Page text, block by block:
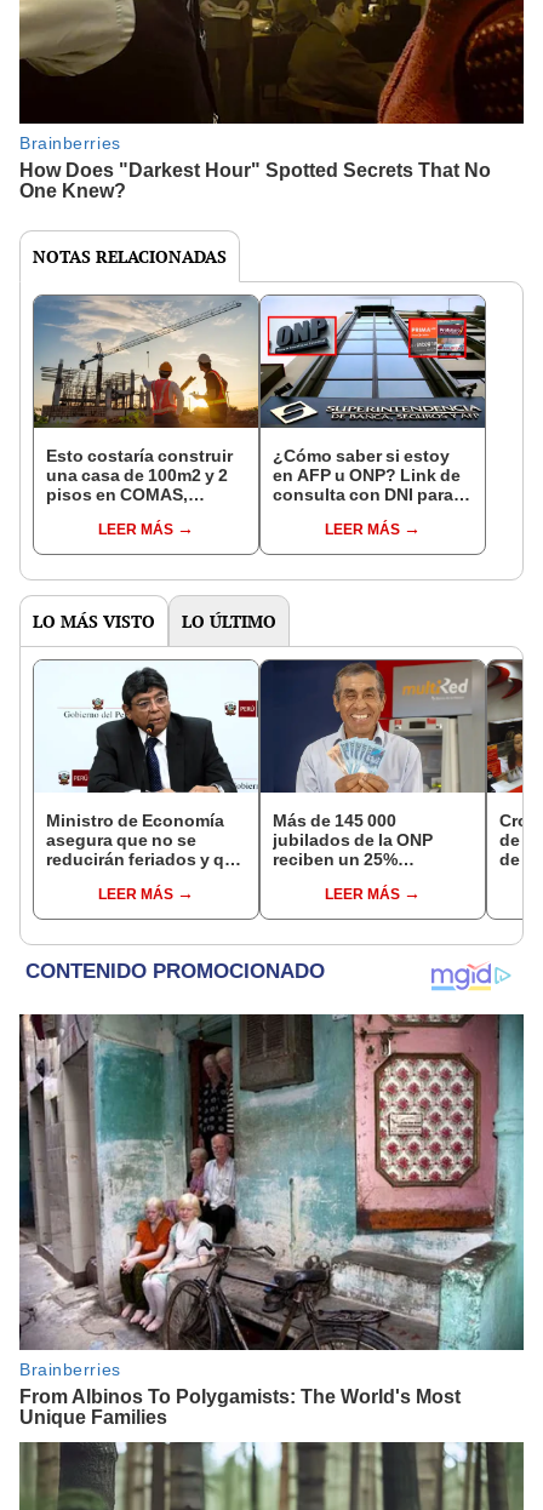
NOTAS RELACIONADAS
Esto costaría construir
una casa de 100m2 y 2
pisos en COMAS,
distritos de LIMA
NORTE
LEER MÁS
¿Cómo saber si estoy
en AFP u ONP? Link de
consulta con DNI para
pensiones estás
LEER MÁS
LO MÁS VISTO LO ÚLTIMO
Ministro de Economía
asegura que no se
reducirán feriados y que
aumentará en dos
etapas
LEER MÁS
Más de 145 000
jubilados de la ONP
reciben un 25%
en agostoLEER MÁS
de
de